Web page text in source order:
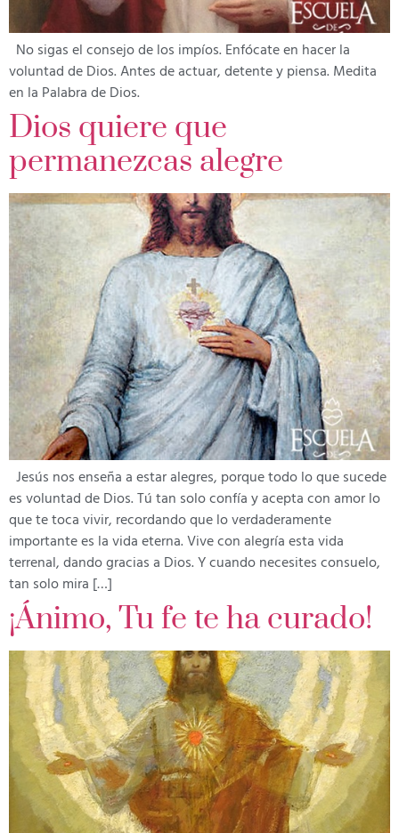
No sigas el consejo de los impíos. Enfócate en hacer la
voluntad de Dios. Antes de actuar, detente y piensa. Medita
en la Palabra de Dios.
Dios quiere que
permanezcas alegre
Jesús nos enseña a estar alegres, porque todo lo que sucede
es voluntad de Dios. Tú tan solo confía y acepta con amor lo
que te toca vivir, recordando que lo verdaderamente
importante es la vida eterna. Vive con alegría esta vida
terrenal, dando gracias a Dios. Y cuando necesites consuelo,
tan solo mira […]
¡Ánimo, Tu fe te ha curado!